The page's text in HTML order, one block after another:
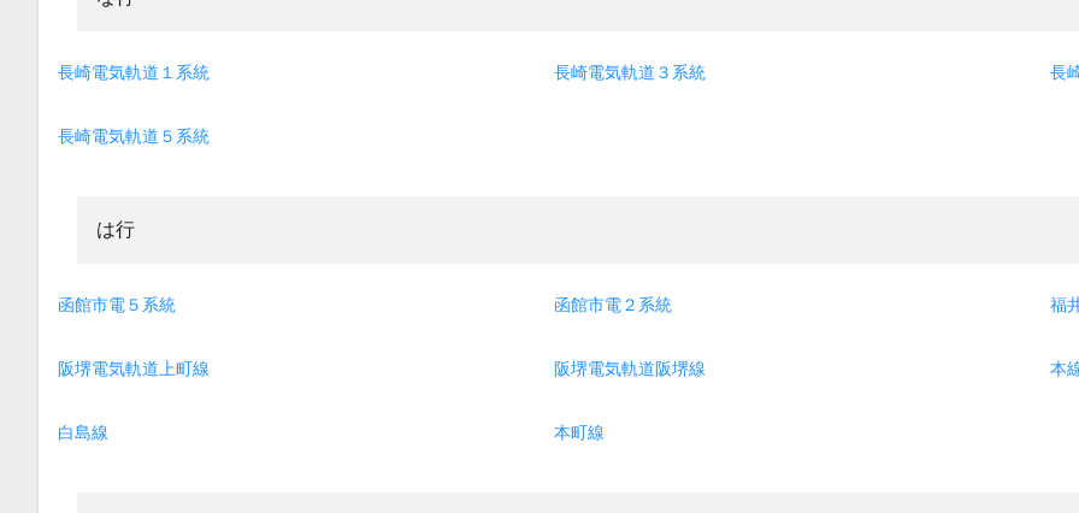
長崎電気軌道１系統 長崎電気軌道３系統 長
長崎電気軌道５系統
は行
函館市電５系統 函館市電２系統 福
阪堺電気軌道上町線 阪堺電気軌道阪堺線 本
白島線 本町線